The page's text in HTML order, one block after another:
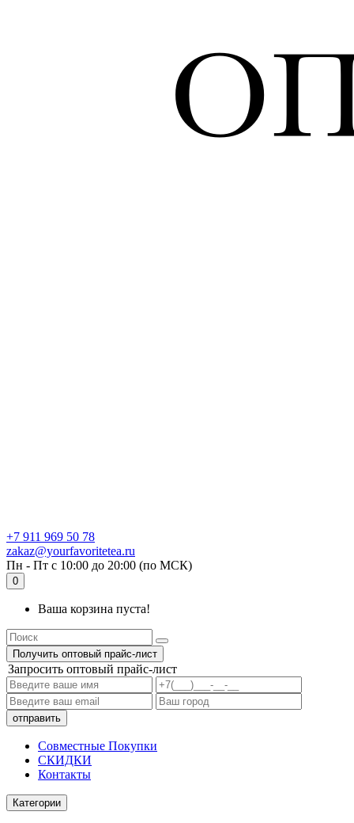
+7 911 969 50 78
zakaz@yourfavoritetea.ru
Пн - Пт с 10:00 до 20:00 (по МСК)
0
Ваша корзина пуста!
Получить оптовый прайс-лист
Запросить оптовый прайс-лист
Совместные Покупки
СКИДКИ
Контакты
Категории